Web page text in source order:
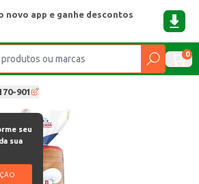
novo app e ganhe descontos
0
901
seu
sua